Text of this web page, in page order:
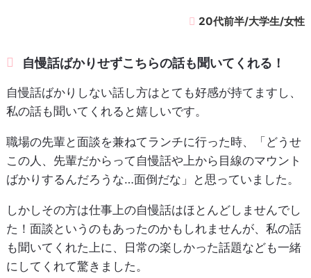
20代前半/大学生/女性
自慢話ばかりせずこちらの話も聞いてくれる！
自慢話ばかりしない話し方はとても好感が持てますし、
私の話も聞いてくれると嬉しいです。
職場の先輩と面談を兼ねてランチに行った時、「どうせ
この人、先輩だからって自慢話や上から目線のマウント
ばかりするんだろうな…面倒だな」と思っていました。
しかしその方は仕事上の自慢話はほとんどしませんでし
た！面談というのもあったのかもしれませんが、私の話
も聞いてくれた上に、日常の楽しかった話題なども一緒
にしてくれて驚きました。